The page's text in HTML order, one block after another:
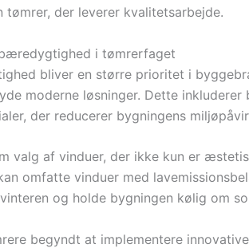
der leverer kvalitetsarbejde.
i tømrerfaget
bliver en større prioritet i
moderne løsninger. Dette
der reducerer bygningens
valg af vinduer, der ikke kun er
omfatte vinduer med
og holde bygningen kølig om
begyndt at implementere